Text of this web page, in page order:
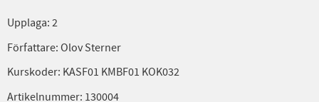
Upplaga: 2
Författare: Olov Sterner
Kurskoder: KASF01 KMBF01 KOK032
Artikelnummer: 130004